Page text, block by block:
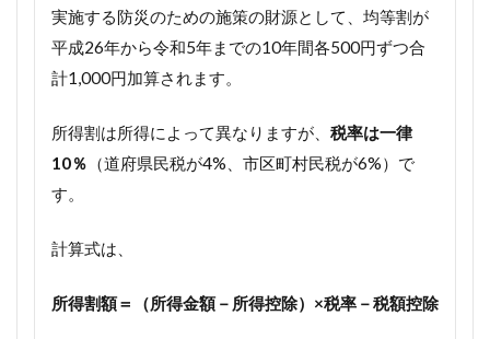
実施する防災のための施策の財源として、均等割が
平成26年から令和5年までの10年間各500円ずつ合
計1,000円加算されます。
所得割は所得によって異なりますが、 税率は一律
10％ （道府県民税が4%、市区町村民税が6%）で
す。
計算式は、
所得割額＝（所得金額－所得控除）×税率－税額控除